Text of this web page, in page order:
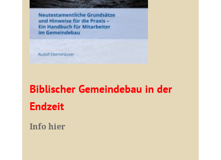
Biblischer Gemeindebau in der
Endzeit
Info hier